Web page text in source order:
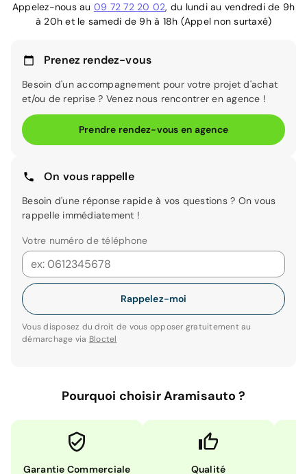
Appelez-nous au 09 72 72 20 02, du lundi au vendredi de 9h
à 20h et le samedi de 9h à 18h (Appel non surtaxé)
Prenez rendez-vous
Besoin d'un accompagnement pour votre projet d'achat
et/ou de reprise ? Venez nous rencontrer en agence !
Prendre rendez-vous en agence
On vous rappelle
Besoin d'une réponse rapide à vos questions ? On vous
rappelle immédiatement !
Votre numéro de téléphone
Rappelez-moi
Vous disposez du droit de vous opposer gratuitement au
démarchage via Bloctel
Pourquoi choisir Aramisauto ?
Garantie Commerciale Qualité